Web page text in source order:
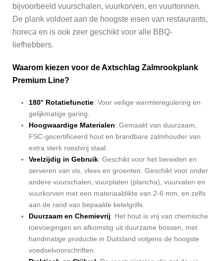
bijvoorbeeld vuurschalen, vuurkorven, en vuurtonnen.
De plank voldoet aan de hoogste eisen van restaurants,
horeca en is ook zeer geschikt voor alle BBQ-
liefhebbers.
Waarom kiezen voor de Axtschlag Zalmrookplank
Premium Line?
180° Rotatiefunctie: Voor veilige warmteregulering en
gelijkmatige garing.
Hoogwaardige Materialen: Gemaakt van duurzaam,
FSC-gecertificeerd hout en brandbare zalmhouder van
extra sterk roestvrij staal.
Veelzijdig in Gebruik: Geschikt voor het bereiden en
serveren van vis, vlees en groenten. Geschikt voor onder
andere vuurschalen, vuurplaten (plancha), vuurvaten en
vuurkorven met een materiaaldikte van 2-6 mm, en zelfs
aan de rand van bepaalde ketelgrills.
Duurzaam en Chemievrij: Het hout is vrij van chemische
toevoegingen en afkomstig uit duurzame bossen, met
handmatige productie in Duitsland volgens de hoogste
voedselvoorschriften.